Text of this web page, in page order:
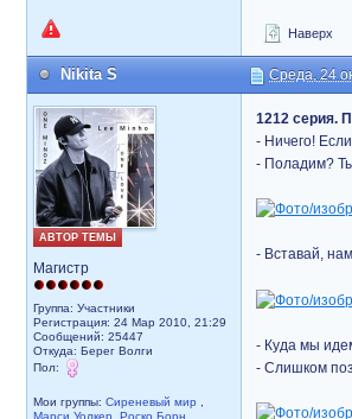
Наверх
Nikita S Среда, 24
АВТОР ТЕМЫ
Магистр
Группа: Участники
Регистрация: 24 Мар 2010, 21:29
Сообщений: 25447
Откуда: Берег Волги
Пол:
Мои группы: Сиреневый мир
Марси Уолкер
Роско Борн
1212 серия.
- Ничего!
- Поладим?
- Вставай,
- Куда мы
- Слишком